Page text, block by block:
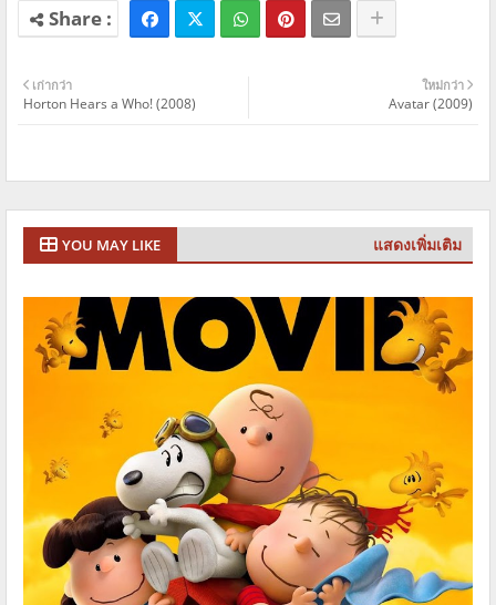
ใหม่กว่า
Avatar (2009)
เก่ากว่า
Horton Hears a Who! (2008)
YOU MAY LIKE แสดงเพิ่มเติม